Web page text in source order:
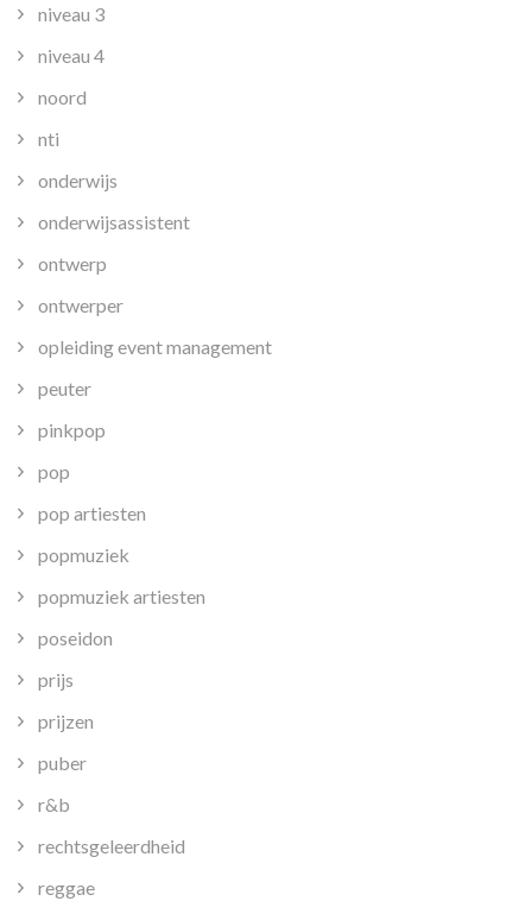
niveau 3
niveau 4
noord
nti
onderwijs
onderwijsassistent
ontwerp
ontwerper
opleiding event management
peuter
pinkpop
pop
pop artiesten
popmuziek
popmuziek artiesten
poseidon
prijs
prijzen
puber
r&b
rechtsgeleerdheid
reggae